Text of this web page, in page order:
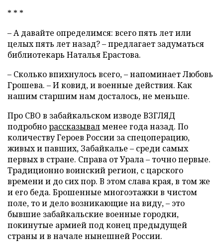
* * *
– А давайте определимся: всего пять лет или
целых пять лет назад? – предлагает задуматься
библиотекарь Наталья Ерастова.
– Сколько впихнулось всего, – напоминает Любовь
Грошева. – И ковид, и военные действия. Как
нашим старшим нам досталось, не меньше.
Про СВО в забайкальском изводе ВЗГЛЯД
подробнорассказывалменее года назад. По
количеству Героев России за спецоперацию,
живых и павших, Забайкалье – среди самых
первых в стране. Справа от Урала – точно первые.
Традиционно воинский регион, с царского
времени и до сих пор. В этом слава края, в том же
и его беда. Брошенные многоэтажки в чистом
поле, то и дело возникающие на виду, – это
бывшие забайкальские военные городки,
покинутые армией под конец предыдущей
страны и в начале нынешней России.